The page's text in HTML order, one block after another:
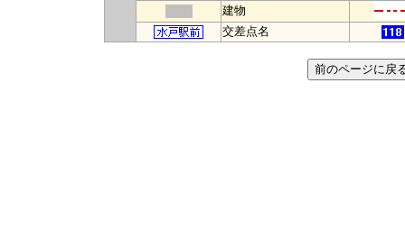
建物
交差点名